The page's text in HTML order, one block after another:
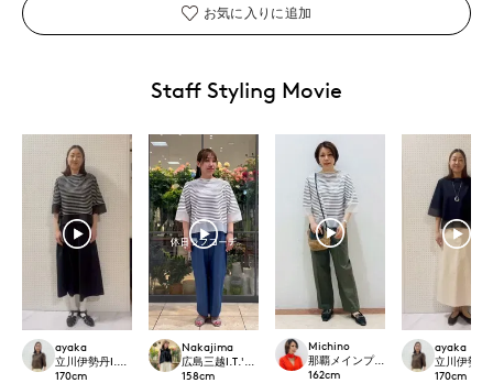
お気に入りに追加
Staff Styling Movie
ayaka
立川伊勢丹I.T.'S.international
170cm
Nakajima
広島三越I.T.'S.international
158cm
Michino
那覇メインプレイス
162cm
ayaka
立川伊勢
170cm